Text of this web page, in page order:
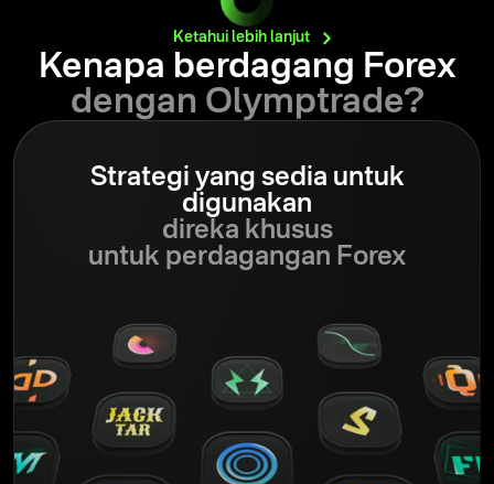
Ketahui lebih lanjut
Kenapa berdagang Forex
dengan Olymptrade?
Strategi yang sedia untuk
digunakan
direka khusus
untuk perdagangan Forex